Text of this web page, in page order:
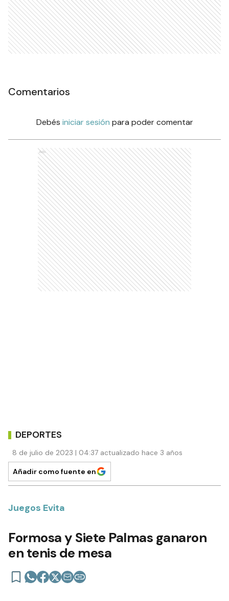
Comentarios
Debés iniciar sesión para poder comentar
Ads
DEPORTES
8 de julio de 2023 | 04:37 actualizado hace 3 años
Añadir como fuente en
Juegos Evita
Formosa y Siete Palmas ganaron
en tenis de mesa